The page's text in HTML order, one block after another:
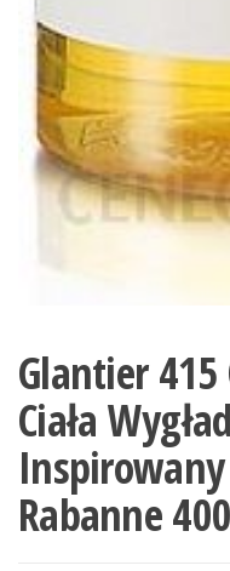
Glantier
Ciała
Rabanne